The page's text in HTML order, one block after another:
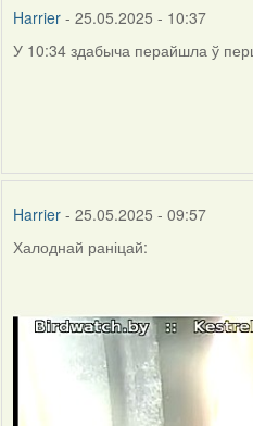
Harrier - 25.05.2025 - 10:37
У 10:34 здабыча перайшла ў
Harrier - 25.05.2025 - 09:57
Халоднай раніцай: